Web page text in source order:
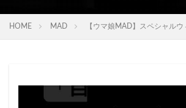
HOME MAD 【ウマ娘MAD】スペシャル